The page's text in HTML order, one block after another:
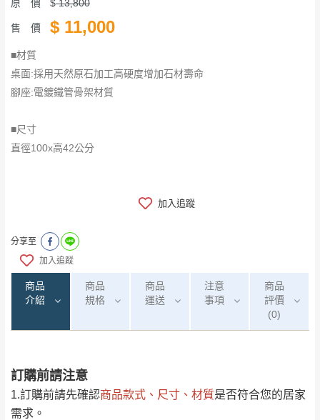
原 價 $13,800
售 價 $ 11,000
■材質
桌面:採用天然原石加工高硬度增加石材壽命
腳座:電鍍鐵管骨架材質
■尺寸
直徑100x高42公分
加入追蹤
分享至
加入追蹤
商品
介紹
商品
規格
商品
運送
注意
事項
商品
評價
(0)
訂購前請注意
1.訂購前請先確認商品款式、尺寸、材質是否符合您的居家
需求。
運 費 說 明
注意事項：
由於品項繁多，網頁無法及時更新，如有需
0/5 (0)筆